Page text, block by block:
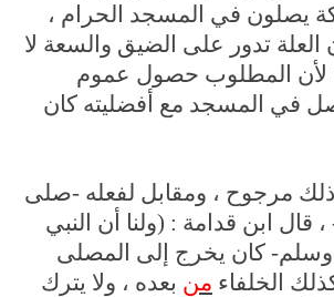
يصلون في المسجد الحرام ،
تدور على الضيق والسعة لا
لأن المطلوب حصول عموم
في المسجد مع أفضليته كان
مرجوح ، ومقابل لفعله -صلى
قال ابن قدامة : (ولنا أن النبي
وسلم- كان يخرج إلى المصلى
الخلفاء من بعده ، ولا يترك